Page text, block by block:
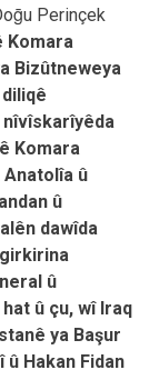
ḡu Perinçek
Komara
Bizûtneweya
Komara
û
û
dawîda
û
û çu, wî Iraq
ya Başur
Hakan Fidan